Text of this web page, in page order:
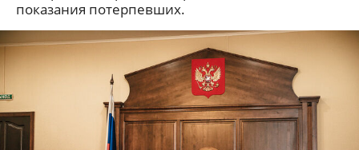
показания потерпевших.